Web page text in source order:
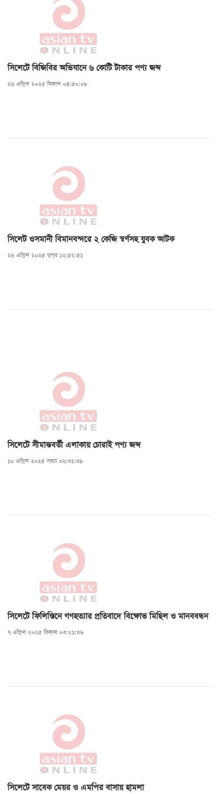
সিলেটে বিজিবির অভিযানে ৬ কোটি টাকার পণ্য জব্দ
২৬ এপ্রিল ২০২৫ বিকাল ০৪:৫০:০৮
সিলেট ওসমানী বিমানবন্দরে ২ কেজি স্বর্ণসহ যুবক আটক
২৬ এপ্রিল ২০২৫ দুপুর ১২:৫২:৫১
সিলেটে সীমান্তবর্তী এলাকায় চোরাই পণ্য জব্দ
১০ এপ্রিল ২০২৫ সন্ধ্যা ০৬:৩১:৩৯
সিলেটে ফিলিস্তিনে গণহত্যার প্রতিবাদে বিক্ষোভ মিছিল ও মানববন্ধন
৭ এপ্রিল ২০২৫ বিকাল ০৩:২১:৩৬
সিলেটে সাবেক মেয়র ও এমপির বাসায় হামলা